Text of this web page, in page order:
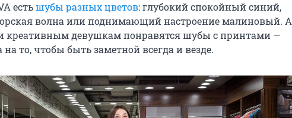
естьшубы разных цветов: глубокий спокойный синий,
волна или поднимающий настроение малиновый. А
девушкам понравятся шубы с принтами —
то, чтобы быть заметной всегда и везде.